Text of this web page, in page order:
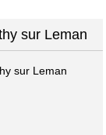
sur Leman
sur Leman